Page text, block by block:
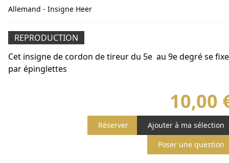
Allemand - Insigne Heer
REPRODUCTION
Cet insigne de cordon de tireur du 5e au 9e degré se fixe
par épinglettes
10,00
Réserver
Ajouter à ma sélection
Poser une question